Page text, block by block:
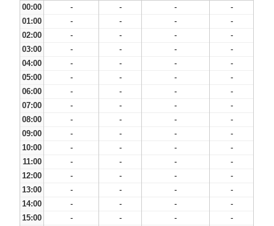
00:00
- - -
-
01:00
- - -
-
02:00
- - -
-
03:00
- - -
-
04:00
- - -
-
05:00
- - -
-
06:00
- - -
-
07:00
- - -
-
08:00
- - -
-
09:00
- - -
-
10:00
- - -
-
11:00
- - -
-
12:00
- - -
-
13:00
- - -
-
14:00
- - -
-
15:00
- - -
-